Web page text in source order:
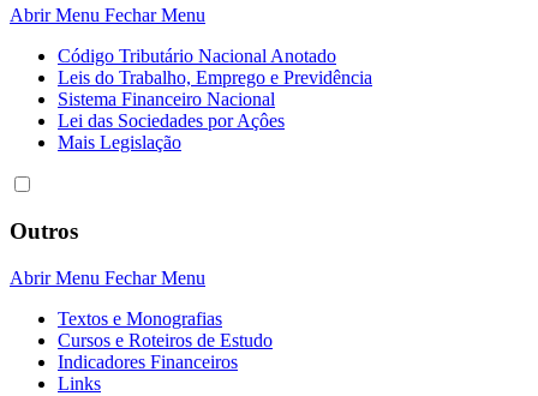
Abrir Menu Fechar Menu
Código Tributário Nacional Anotado
Leis do Trabalho, Emprego e Previdência
Sistema Financeiro Nacional
Lei das Sociedades por Açôes
Mais Legislação
Outros
Abrir Menu Fechar Menu
Textos e Monografias
Cursos e Roteiros de Estudo
Indicadores Financeiros
Links